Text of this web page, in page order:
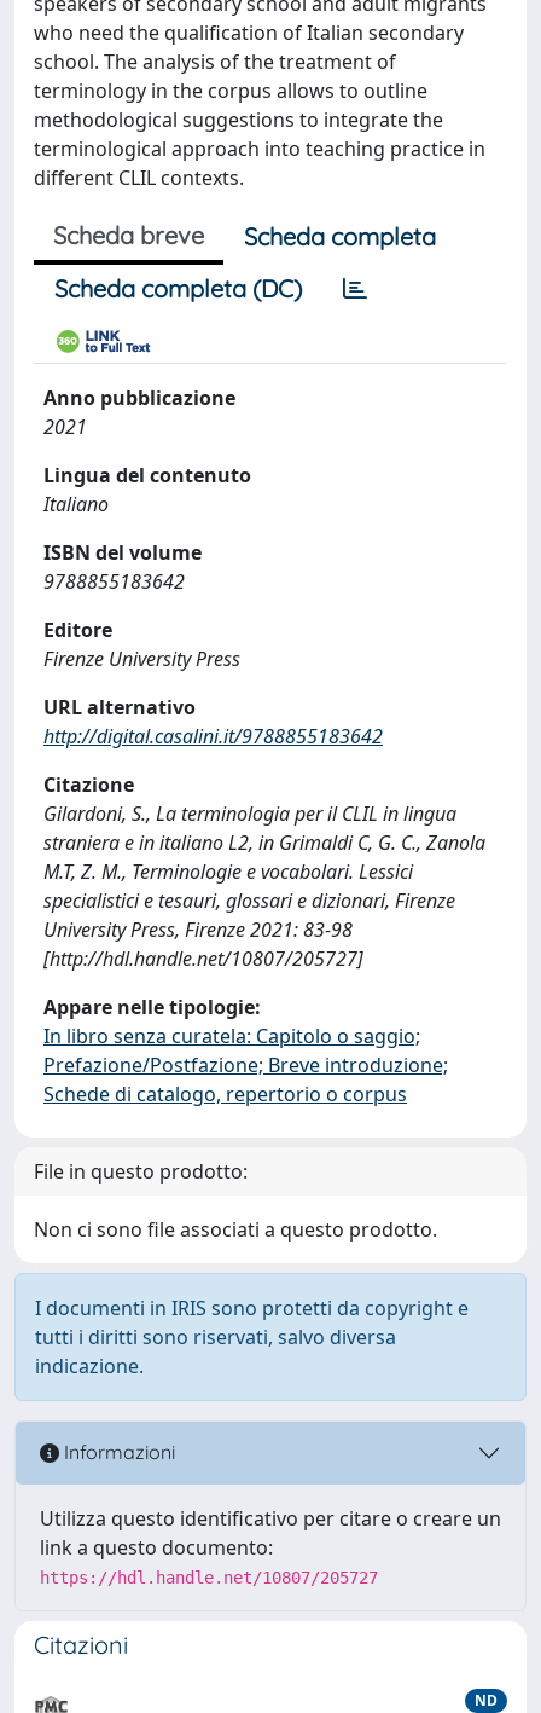
who need the qualification of Italian secondary
school. The analysis of the treatment of
terminology in the corpus allows to outline
methodological suggestions to integrate the
terminological approach into teaching practice in
different CLIL contexts.
Scheda breve
Scheda completa
Scheda completa (DC)
Anno pubblicazione
2021
Lingua del contenuto
Italiano
ISBN del volume
9788855183642
Editore
Firenze University Press
URL alternativo
http://digital.casalini.it/9788855183642
Citazione
Gilardoni, S., La terminologia per il CLIL in lingua
straniera e in italiano L2, in Grimaldi C, G. C., Zanola
M.T, Z. M., Terminologie e vocabolari. Lessici
specialistici e tesauri, glossari e dizionari, Firenze
University Press, Firenze 2021: 83-98
[http://hdl.handle.net/10807/205727]
Appare nelle tipologie:
In libro senza curatela: Capitolo o saggio;
Prefazione/Postfazione; Breve introduzione;
Schede di catalogo, repertorio o corpus
File in questo prodotto:
Non ci sono file associati a questo prodotto.
I documenti in IRIS sono protetti da copyright e
tutti i diritti sono riservati, salvo diversa
indicazione.
Informazioni
Utilizza questo identificativo per citare o creare un
link a questo documento:
https://hdl.handle.net/10807/205727
Citazioni
ND